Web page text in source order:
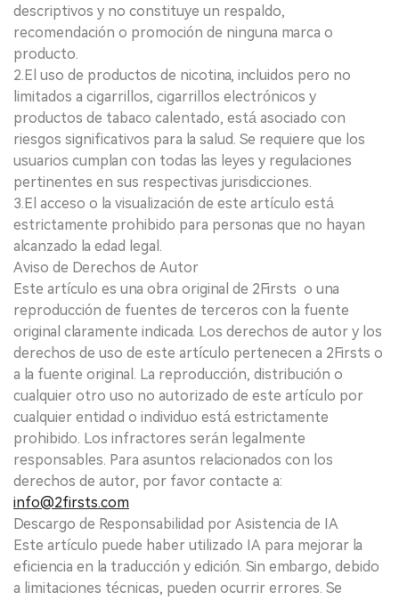
descriptivos y no constituye un respaldo,
recomendación o promoción de ninguna marca o
producto.
2.El uso de productos de nicotina, incluidos pero no
limitados a cigarrillos, cigarrillos electrónicos y
productos de tabaco calentado, está asociado con
riesgos significativos para la salud. Se requiere que los
usuarios cumplan con todas las leyes y regulaciones
pertinentes en sus respectivas jurisdicciones.
3.El acceso o la visualización de este artículo está
estrictamente prohibido para personas que no hayan
alcanzado la edad legal.
Aviso de Derechos de Autor
Este artículo es una obra original de 2Firsts o una
reproducción de fuentes de terceros con la fuente
original claramente indicada. Los derechos de autor y los
derechos de uso de este artículo pertenecen a 2Firsts o
a la fuente original. La reproducción, distribución o
cualquier otro uso no autorizado de este artículo por
cualquier entidad o individuo está estrictamente
prohibido. Los infractores serán legalmente
responsables. Para asuntos relacionados con los
derechos de autor, por favor contacte a:
info@2firsts.com
Descargo de Responsabilidad por Asistencia de IA
Este artículo puede haber utilizado IA para mejorar la
eficiencia en la traducción y edición. Sin embargo, debido
a limitaciones técnicas, pueden ocurrir errores. Se